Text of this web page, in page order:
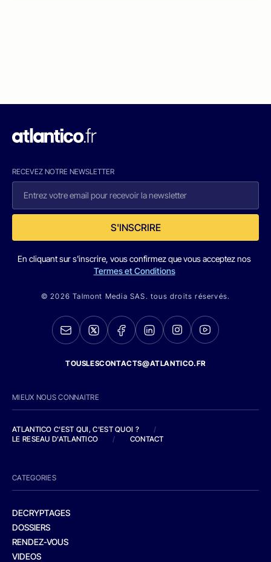
RECEVEZ NOTRE NEWSLETTER
S'INSCRIRE
En cliquant sur s'inscrire, vous confirmez que vous acceptez nos
Termes et Conditions
© 2026 Talmont Media SAS. tous droits réservés.
TOUSLESCONTACTS@ATLANTICO.FR
MIEUX NOUS CONNAITRE
ATLANTICO C'EST QUI, C'EST QUOI ?
/
LE RESEAU D'ATLANTICO
/ CONTACT
CATEGORIES
DECRYPTAGES
DOSSIERS
RENDEZ-VOUS
VIDEOS